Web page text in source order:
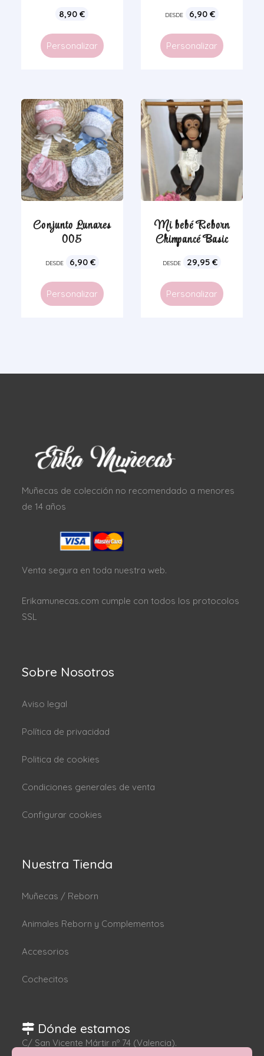
8,90€
Personalizar
DESDE 6,90€
Personalizar
Conjunto Lunares
005
DESDE 6,90 €
Personalizar
Mi bebé Reborn
Chimpancé Basic
DESDE 29,95€
Personalizar
Muñecas de colección no recomendado a menores
de 14 años
Venta segura en toda nuestra web.
Erikamunecas.com cumple con todos los protocolos
SSL
Sobre Nosotros
Aviso legal
Política de privacidad
Politica de cookies
Condiciones generales de venta
Configurar cookies
Nuestra Tienda
Muñecas / Reborn
Animales Reborn y Complementos
Accesorios
Cochecitos
Dónde estamos
C/ San Vicente Mártir nº 74 (Valencia).